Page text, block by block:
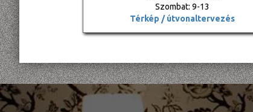
Szombat: 9-13
Térkép / útvonaltervezés